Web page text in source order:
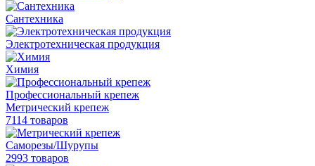
Сантехника
Электротехническая продукция
Химия
Профессиональный крепеж
Метрический крепеж
7114 товаров
Саморезы/Шурупы
2993 товаров